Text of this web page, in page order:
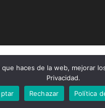
por la Unión Europea –
haces de la web, mejorar
Privacidad.
Rechazar Política